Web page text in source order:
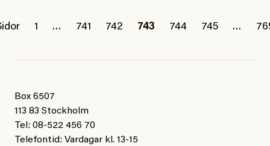
1 … 741 742 743 744 745 …
Box 6507
113 83 Stockholm
Tel: 08-522 456 70
Telefontid: Vardagar kl. 13-15